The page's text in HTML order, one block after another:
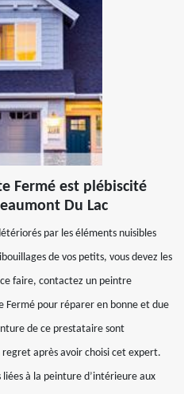
Fermé est plébiscité
Du Lac
par les éléments nuisibles
de vos petits, vous devez les
faire, contactez un peintre
Fermé pour réparer en bonne et due
de ce prestataire sont
après avoir choisi cet expert.
à la peinture d’intérieure aux